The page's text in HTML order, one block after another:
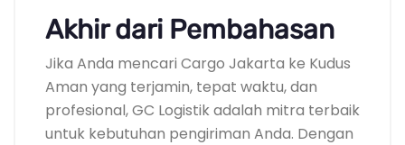
Akhir dari Pembahasan
Jika Anda mencari Cargo Jakarta ke Kudus
Aman yang terjamin, tepat waktu, dan
profesional, GC Logistik adalah mitra terbaik
untuk kebutuhan pengiriman Anda. Dengan